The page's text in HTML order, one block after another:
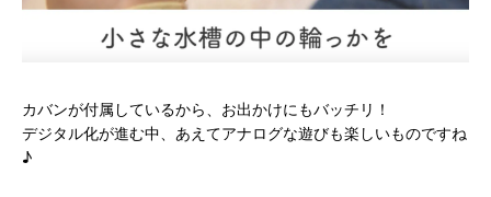
カバンが付属しているから、お出かけにもバッチリ！
デジタル化が進む中、あえてアナログな遊びも楽しいものですね
♪